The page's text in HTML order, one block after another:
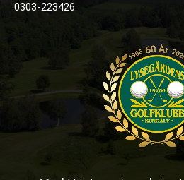
0303-223426